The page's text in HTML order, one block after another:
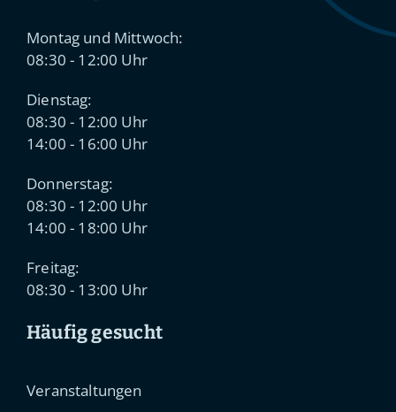
Montag und Mittwoch:
08:30 - 12:00 Uhr
Dienstag:
08:30 - 12:00 Uhr
14:00 - 16:00 Uhr
Donnerstag:
08:30 - 12:00 Uhr
14:00 - 18:00 Uhr
Freitag:
08:30 - 13:00 Uhr
Häufig gesucht
Veranstaltungen